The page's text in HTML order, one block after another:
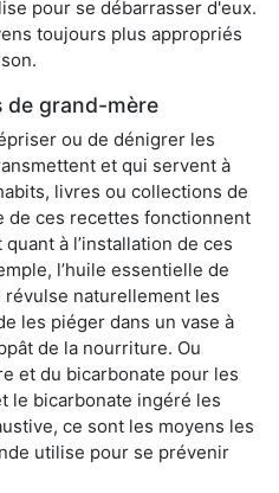
pour se débarrasser d'eux.
toujours plus appropriés
de grand-mère
ou de dénigrer les
et qui servent à
livres ou collections de
de ces recettes fonctionnent
à l’installation de ces
l’huile essentielle de
naturellement les
les piéger dans un vase à
de la nourriture. Ou
et du bicarbonate pour les
le bicarbonate ingéré les
ce sont les moyens les
utilise pour se prévenir